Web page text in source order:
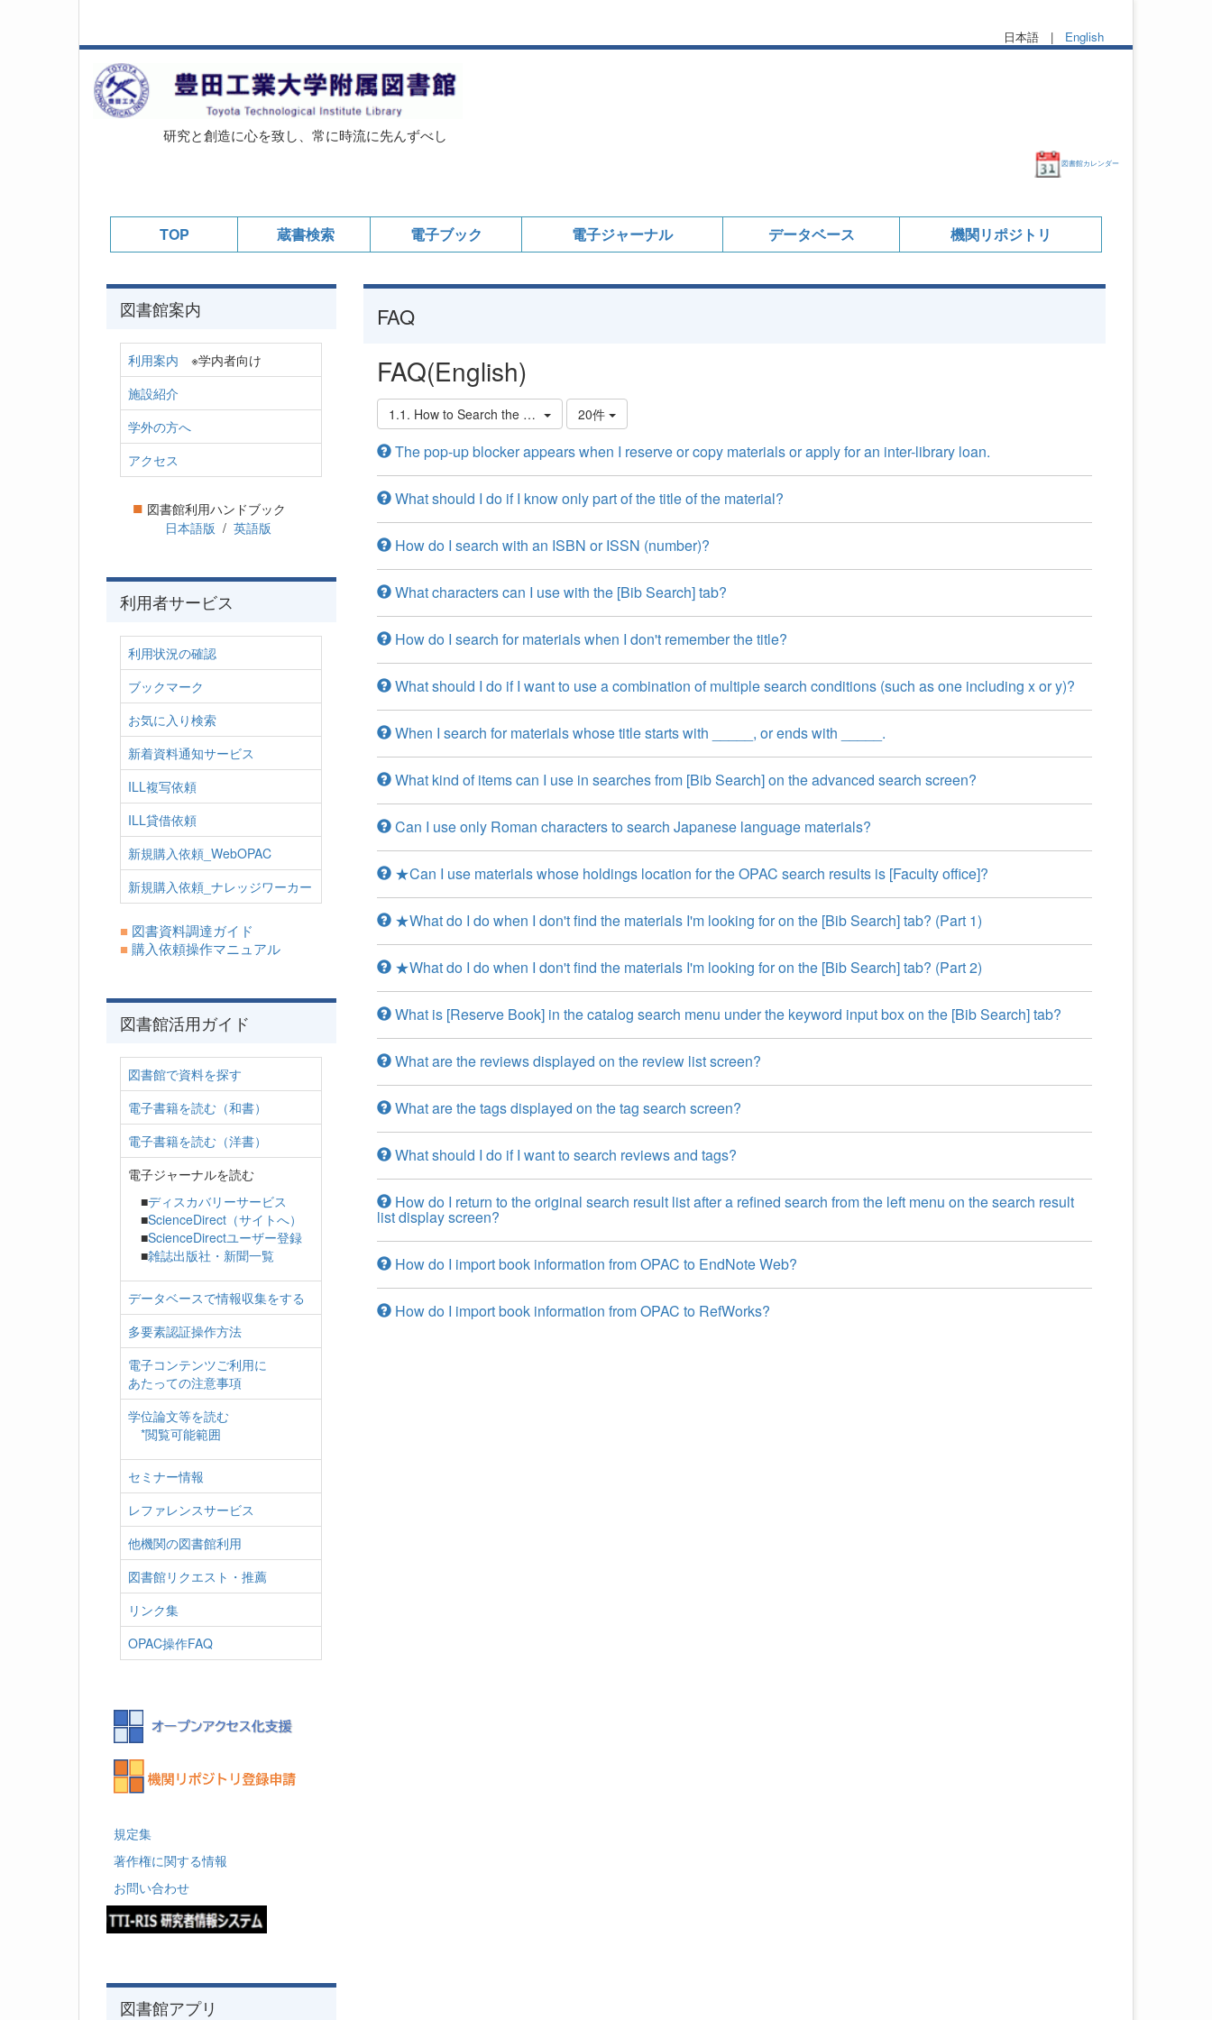
日本語 | English
研究と創造に心を致し、常に時流に先んずべし
図書館カレンダー
TOP 蔵書検索 電子ブック 電子ジャーナル データベース 機関リポジトリ
FAQ
FAQ(English)
1.1. How to Search the Library Book Collection
20件
The pop-up blocker appears when I reserve or copy materials or apply for an inter-library loan.
What should I do if I know only part of the title of the material?
How do I search with an ISBN or ISSN (number)?
What characters can I use with the [Bib Search] tab?
How do I search for materials when I don't remember the title?
What should I do if I want to use a combination of multiple search conditions (such as one including x or y)?
When I search for materials whose title starts with _____, or ends with _____.
What kind of items can I use in searches from [Bib Search] on the advanced search screen?
Can I use only Roman characters to search Japanese language materials?
★Can I use materials whose holdings location for the OPAC search results is [Faculty office]?
★What do I do when I don't find the materials I'm looking for on the [Bib Search] tab? (Part 1)
★What do I do when I don't find the materials I'm looking for on the [Bib Search] tab? (Part 2)
What is [Reserve Book] in the catalog search menu under the keyword input box on the [Bib Search] tab?
What are the reviews displayed on the review list screen?
What are the tags displayed on the tag search screen?
What should I do if I want to search reviews and tags?
How do I return to the original search result list after a refined search from the left menu on the search result
list display screen?
How do I import book information from OPAC to EndNote Web?
How do I import book information from OPAC to RefWorks?
図書館案内
利用案内 ※学内者向け
施設紹介
学外の方へ
アクセス
■ 図書館利用ハンドブック
日本語版 / 英語版
利用者サービス
利用状況の確認
ブックマーク
お気に入り検索
新着資料通知サービス
ILL複写依頼
ILL貸借依頼
新規購入依頼_WebOPAC
新規購入依頼_ナレッジワーカー
■ 図書資料調達ガイド
■購入依頼操作マニュアル
図書館活用ガイド
図書館で資料を探す
電子書籍を読む（和書）
電子書籍を読む（洋書）
電子ジャーナルを読む
■ディスカバリーサービス
■ScienceDirect（サイトへ）
■ScienceDirectユーザー登録
■雑誌出版社・新聞一覧
データベースで情報収集をする
多要素認証操作方法
電子コンテンツご利用に
あたっての注意事項
学位論文等を読む
*閲覧可能範囲
セミナー情報
レファレンスサービス
他機関の図書館利用
図書館リクエスト・推薦
リンク集
OPAC操作FAQ
規定集
著作権に関する情報
お問い合わせ
図書館アプリ